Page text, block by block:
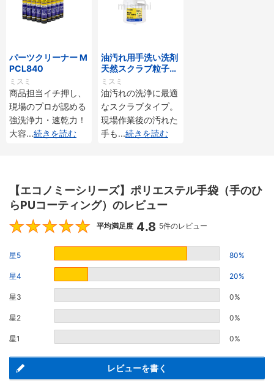
パーツクリーナー M
PCL840
ミスミ
商品担当イチ押し、
現場のプロが認める
強洗浄力・速乾力！
大容...続きを読む
油汚れ用手洗い洗剤
天然スクラブ粒子入
（アロエエキス配
合）
ミスミ
油汚れの洗浄に最適
なスクラブタイプ。
現場作業後の汚れた
手も...続きを読む
【エコノミーシリーズ】ポリエステル手袋（手のひ
らPUコーティング）のレビュー
4.8
平均満足度 4.8 5件のレビュー
星5 80%
星4 20%
星3 0%
星2 0%
星1 0%
レビューを書く